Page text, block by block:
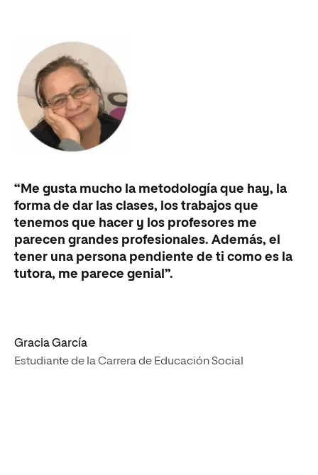
“Me gusta mucho la metodología que hay, la
forma de dar las clases, los trabajos que
tenemos que hacer y los profesores me
parecen grandes profesionales. Además, el
tener una persona pendiente de ti como es la
tutora, me parece genial”.
Gracia García
Estudiante de la Carrera de Educación Social